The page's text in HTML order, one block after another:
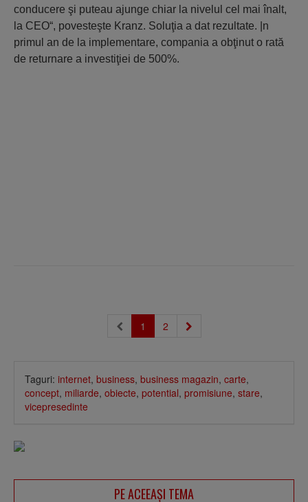
conducere şi puteau ajunge chiar la nivelul cel mai înalt,
la CEO“, povesteşte Kranz. Soluţia a dat rezultate. |n
primul an de la implementare, compania a obţinut o rată
de returnare a investiţiei de 500%.
1 2
Taguri: internet, business, business magazin, carte,
concept, miliarde, obiecte, potential, promisiune, stare,
vicepresedinte
PE ACEEAŞI TEMA